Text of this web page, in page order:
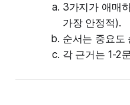
3가지가 애매
가장 안정적).
순서는 중요도
각 근거는 1-2